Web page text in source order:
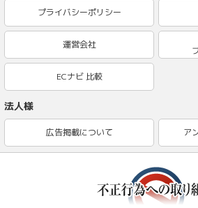
プライバシーポリシー
運営会社
ECナビ 比較
法人様
広告掲載について ア